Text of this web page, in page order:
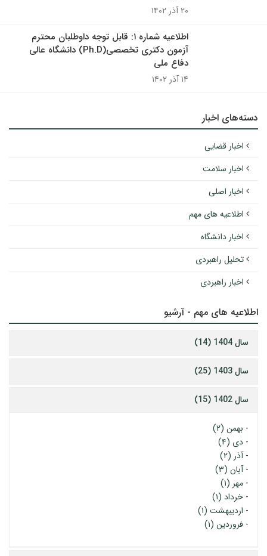
۲۰ آذر ۱۴۰۲
اطلاعیه شماره ۱: قابل توجه داوطلبان محترم
آزمون دکتری تخصصی(Ph.D) دانشگاه عالی
دفاع ملی
۱۴ آذر ۱۴۰۲
دسته‌های اخبار
اخبار قضایی
اخبار سلامت
اخبار اصلی
اطلاعیه های مهم
اخبار دانشگاه
تحلیل راهبردی
اخبار راهبردی
اطلاعیه های مهم - آرشیو
سال 1404 (14)
سال 1403 (25)
سال 1402 (15)
- بهمن (۲)
- دی (۴)
-آذر (۲)
-آبان (۳)
- مهر (۱)
- خرداد (۱)
- اردیبهشت (۱)
- فروردین (۱)